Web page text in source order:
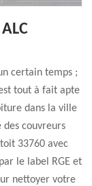
certain temps ;
tout à fait apte
dans la ville
des couvreurs
33760 avec
le label RGE et
nettoyer votre